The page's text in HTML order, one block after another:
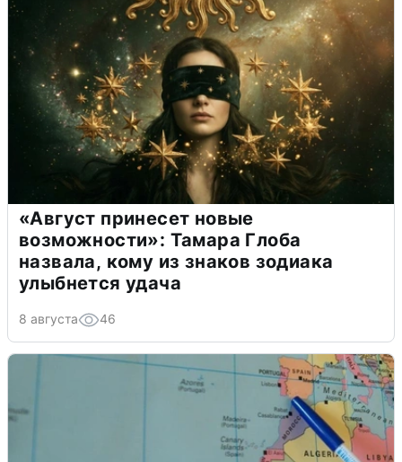
«Август принесет новые
возможности»: Тамара Глоба
назвала, кому из знаков зодиака
улыбнется удача
8 августа 46